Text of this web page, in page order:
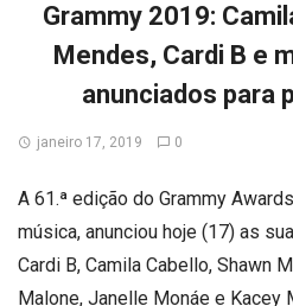
Grammy 2019:
Mendes, Cardi B e
anunciados para
janeiro 17, 2019 0
A 61.ª edição do Grammy
música, anunciou hoje (17) as
Cardi B, Camila Cabello, Shawn
Malone, Janelle Monáe e Kacey